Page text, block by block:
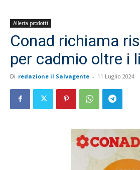
Allerta prodotti
Conad richiama
per cadmio oltre i
Di redazione il Salvagente - 11 Luglio 2024